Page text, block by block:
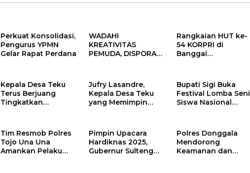
Perkuat Konsolidasi,
Pengurus YPMN
Gelar Rapat Perdana
WADAHI
KREATIVITAS
PEMUDA, DISPORA
2025
Rangkaian HUT ke-
54 KORPRI di
Banggai
Penyerahan SK P3K
hingga Ramah
Tamah
Kepala Desa Teku
Terus Berjuang
Tingkatkan
Jufry Lasandre,
Kepala Desa Teku
yang Memimpin
Ketulusan
Bupati Sigi Buka
Festival Lomba Seni
Siswa Nasional
Sigi Tahun 2025
Tim Resmob Polres
Tojo Una Una
Amankan Pelaku
Pimpin Upacara
Hardiknas 2025,
Gubernur Sulteng
Polres Donggala
Mendorong
Keamanan dan